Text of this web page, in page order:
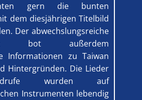
gern die bunten
dem diesjährigen Titelbild
Der abwechslungsreiche
bot außerdem
Informationen zu Taiwan
Hintergründen. Die Lieder
wurden auf
Instrumenten lebendig